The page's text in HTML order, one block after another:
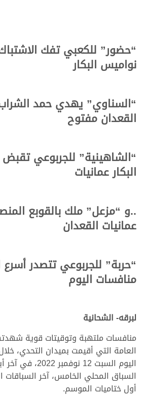
“حضور” للكعبي تفك
نواميس البكار
“السناوي” يهدي حمد
القعدان مفتوح
“الشاهينية” للجربوعي
البكار عمانيات
..و “مزعل” ملك بالقوبع
عمانيات القعدان
“حربة” للجربوعي تتصدر
منافسات اليوم
لبرقه- الشحانية
منافسات ملتهبة وتوقيتات قوية
العامة التي أقيمت بميدان التحدي،
اليوم السبت 12
السباق المحلي الخامس، آخر
أول ختاميات الموسم.